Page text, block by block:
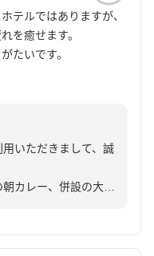
テルではありますが、
を癒せます。
たいです。
いただきまして、誠
カレー、併設の大浴